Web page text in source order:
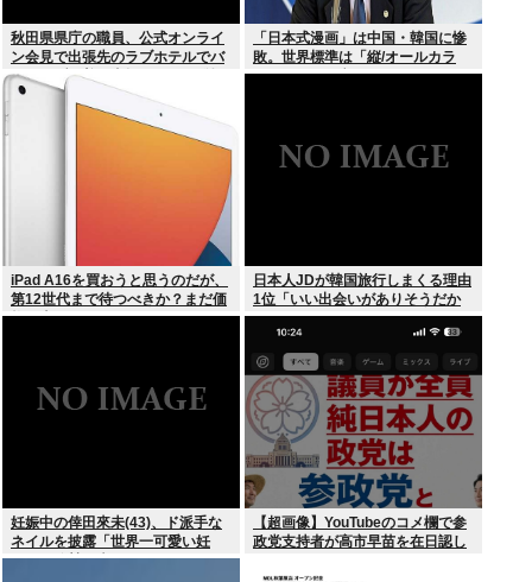
秋田県県庁の職員、公式オンライ
ン会見で出張先のラブホテルでバ
スローブを着て喫煙しながら登場
www
「日本式漫画」は中国・韓国に惨
敗。世界標準は「縦/オールカラ
ー」の”ウェブトゥーン”に
iPad A16を買おうと思うのだが、
第12世代まで待つべきか？まだ価
格が上がっていくようなら、いま
日本人JDが韓国旅行しまくる理由
1位「いい出会いがありそうだか
ら」
妊娠中の倖田來未(43)、ド派手な
ネイルを披露「世界一可愛い妊
婦」と称賛の声
【超画像】YouTubeのコメ欄で参
政党支持者が高市早苗を在日認し